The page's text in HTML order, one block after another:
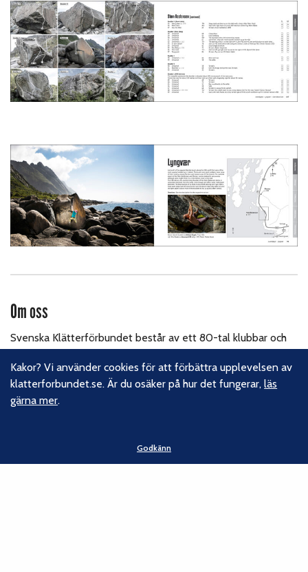
Om oss
Svenska Klätterförbundet består av ett 80-tal klubbar och
Kiruna i norr. Klättrarna i Sverige är dock betydligt fler och vi
för din talan, oavsett om du är medlem eller inte.Läs om
vårt hållbarhetsarbete.
Kakor? Vi använder cookies för att förbättra upplevelsen av
klatterforbundet.se. Är du osäker på hur det fungerar,läs
gärna mer.
Godkänn